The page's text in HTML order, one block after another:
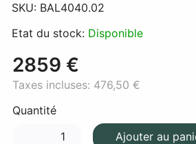
SKU: BAL4040.02
Etat du stock: Disponible
2859 €
Taxes incluses: 476,50 €
Quantité
Ajouter au